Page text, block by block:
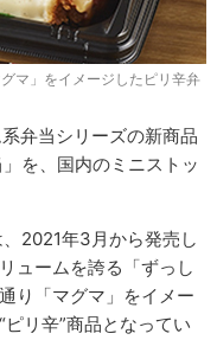
マ」をイメージしたピリ辛弁
弁当シリーズの新商品
を、国内のミニストッ
2021年3月から発売し
ュームを誇る「ずっし
り「マグマ」をイメー
リ辛”商品となってい